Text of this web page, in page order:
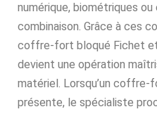
numérique, biométriques
combinaison. Grâce à ces
coffre-fort bloqué Fichet
devient une opération
matériel. Lorsqu’un
présente, le spécialiste